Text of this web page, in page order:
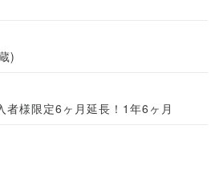
)
者様限定6ヶ月延長！1年6ヶ月